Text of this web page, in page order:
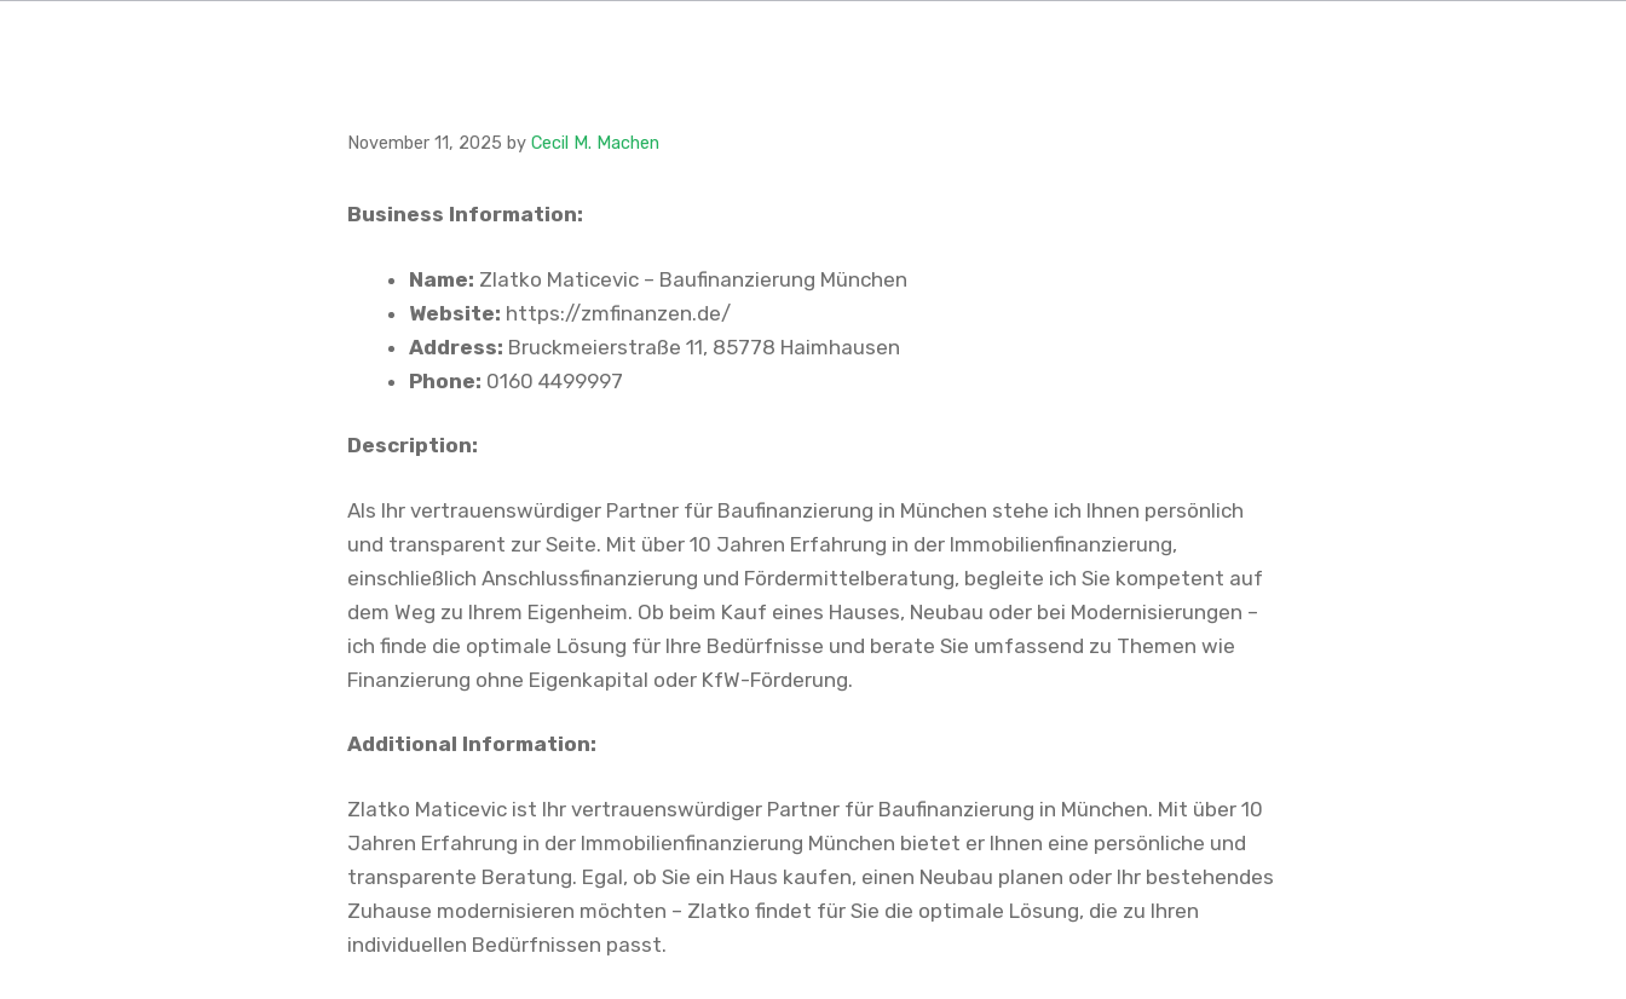
November 11, 2025 by Cecil M. Machen
Business Information:
Name: Zlatko Maticevic – Baufinanzierung München
Website: https://zmfinanzen.de/
Address: Bruckmeierstraße 11, 85778 Haimhausen
Phone: 0160 4499997
Description:
Als Ihr vertrauenswürdiger Partner für Baufinanzierung in München stehe ich Ihnen persönlich
und transparent zur Seite. Mit über 10 Jahren Erfahrung in der Immobilienfinanzierung,
einschließlich Anschlussfinanzierung und Fördermittelberatung, begleite ich Sie kompetent auf
dem Weg zu Ihrem Eigenheim. Ob beim Kauf eines Hauses, Neubau oder bei Modernisierungen –
ich finde die optimale Lösung für Ihre Bedürfnisse und berate Sie umfassend zu Themen wie
Finanzierung ohne Eigenkapital oder KfW-Förderung.
Additional Information:
Zlatko Maticevic ist Ihr vertrauenswürdiger Partner für Baufinanzierung in München. Mit über 10
Jahren Erfahrung in der Immobilienfinanzierung München bietet er Ihnen eine persönliche und
transparente Beratung. Egal, ob Sie ein Haus kaufen, einen Neubau planen oder Ihr bestehendes
Zuhause modernisieren möchten – Zlatko findet für Sie die optimale Lösung, die zu Ihren
individuellen Bedürfnissen passt.